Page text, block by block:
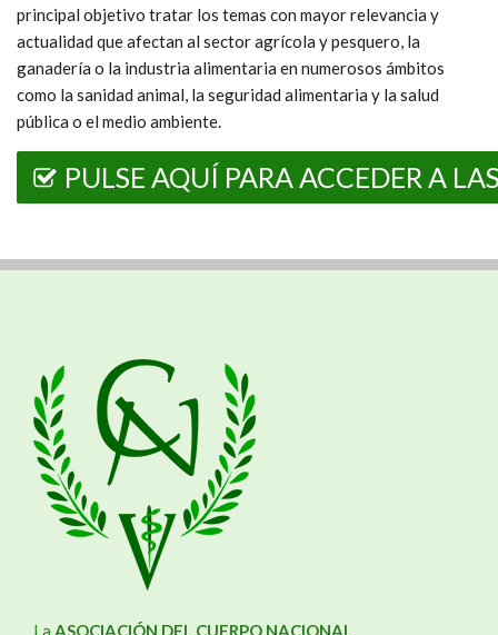
principal objetivo tratar los temas con mayor relevancia y
actualidad que afectan al sector agrícola y pesquero, la
ganadería o la industria alimentaria en numerosos ámbitos
como la sanidad animal, la seguridad alimentaria y la salud
pública o el medio ambiente.
PULSE AQUÍ PARA ACCEDER A
La ASOCIACIÓN DEL CUERPO NACIONAL